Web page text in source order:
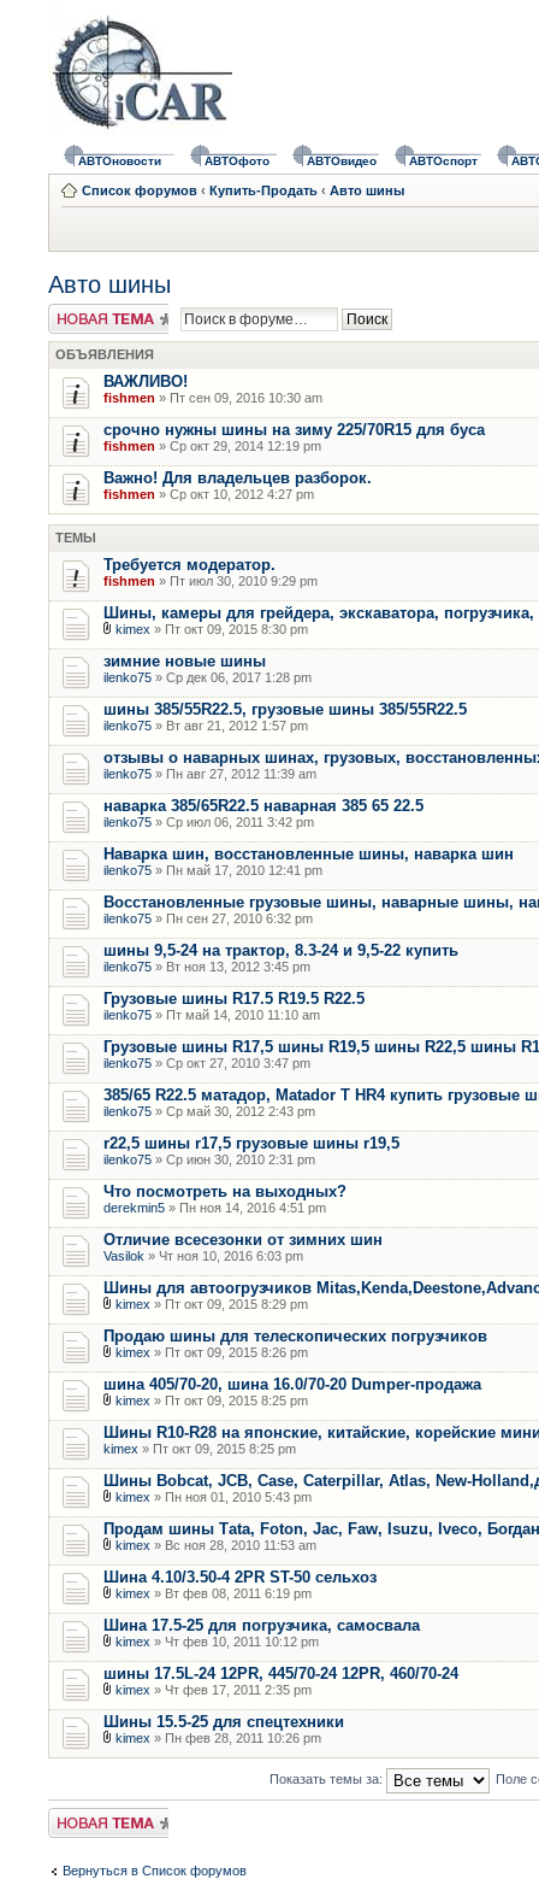
АВТОновости АВТОфото АВТОвидео АВТОспорт
Список форумов ‹ Купить-Продать ‹ Авто шины
Авто шины
Новая тема
ОБЪЯВЛЕНИЯ
ВАЖЛИВО!
fishmen » Пт сен 09, 2016 10:30 am
срочно нужны шины на зиму 225/70R15 для буса
fishmen » Ср окт 29, 2014 12:19 pm
Важно! Для владельцев разборок.
fishmen » Ср окт 10, 2012 4:27 pm
ТЕМЫ
Требуется модератор.
fishmen » Пт июл 30, 2010 9:29 pm
Шины, камеры для грейдера, экскаватора, погрузчика,
kimex » Пт окт 09, 2015 8:30 pm
зимние новые шины
ilenko75 » Ср дек 06, 2017 1:28 pm
шины 385/55R22.5, грузовые шины 385/55R22.5
ilenko75 » Вт авг 21, 2012 1:57 pm
отзывы о наварных шинах, грузовых,
ilenko75 » Пн авг 27, 2012 11:39 am
наварка 385/65R22.5 наварная 385 65 22.5
ilenko75 » Ср июл 06, 2011 3:42 pm
Наварка шин, восстановленные шины, наварка шин
ilenko75 » Пн май 17, 2010 12:41 pm
Восстановленные грузовые шины, наварные шины,
ilenko75 » Пн сен 27, 2010 6:32 pm
шины 9,5-24 на трактор, 8.3-24 и 9,5-22 купить
ilenko75 » Вт ноя 13, 2012 3:45 pm
Грузовые шины R17.5 R19.5 R22.5
ilenko75 » Пт май 14, 2010 11:10 am
Грузовые шины R17,5 шины R19,5 шины R22,5 шины
ilenko75 » Ср окт 27, 2010 3:47 pm
385/65 R22.5 матадор, Matador T HR4 купить грузовые
ilenko75 » Ср май 30, 2012 2:43 pm
r22,5 шины r17,5 грузовые шины r19,5
ilenko75 » Ср июн 30, 2010 2:31 pm
Что посмотреть на выходных?
derekmin5 » Пн ноя 14, 2016 4:51 pm
Отличие всесезонки от зимних шин
Vasilok » Чт ноя 10, 2016 6:03 pm
Шины для автоогрузчиков
kimex » Пт окт 09, 2015 8:29 pm
Продаю шины для телескопических погрузчиков
kimex » Пт окт 09, 2015 8:26 pm
шина 405/70-20, шина 16.0/70-20 Dumper-продажа
kimex » Пт окт 09, 2015 8:25 pm
Шины R10-R28 на японские, китайские, корейские
kimex » Пт окт 09, 2015 8:25 pm
Шины Bobcat, JCB, Case, Caterpillar, Atlas, New-
kimex » Пн ноя 01, 2010 5:43 pm
Продам шины Тata, Foton, Jac, Faw, Isuzu, Iveco, Богдан
kimex » Вс ноя 28, 2010 11:53 am
Шина 4.10/3.50-4 2PR ST-50 сельхоз
kimex » Вт фев 08, 2011 6:19 pm
Шина 17.5-25 для погрузчика, самосвала
kimex » Чт фев 10, 2011 10:12 pm
шины 17.5L-24 12PR, 445/70-24 12PR, 460/70-24
kimex » Чт фев 17, 2011 2:35 pm
Шины 15.5-25 для спецтехники
kimex » Пн фев 28, 2011 10:26 pm
Показать темы за: Поле
Новая тема
Вернуться в Список форумов